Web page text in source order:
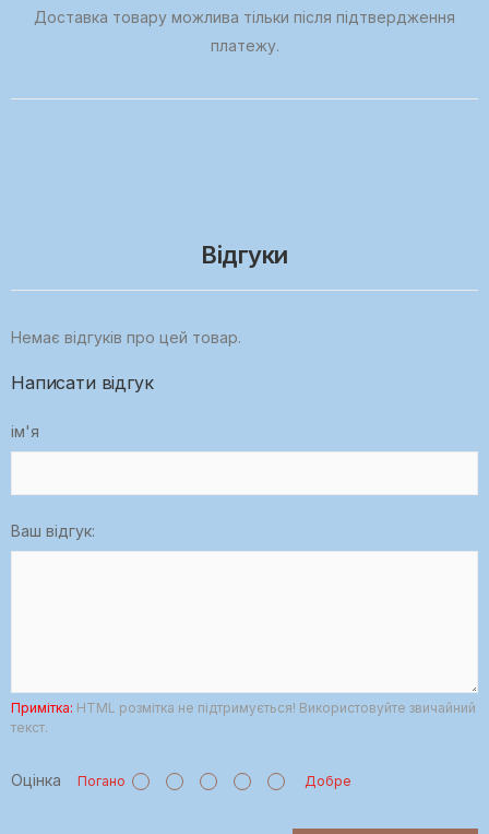
Доставка товару можлива тільки після підтвердження
платежу.
Відгуки
Немає відгуків про цей товар.
Написати відгук
ім'я
Ваш відгук:
Примітка: HTML розмітка не підтримується! Використовуйте звичайний
текст.
Оцінка Погано Добре